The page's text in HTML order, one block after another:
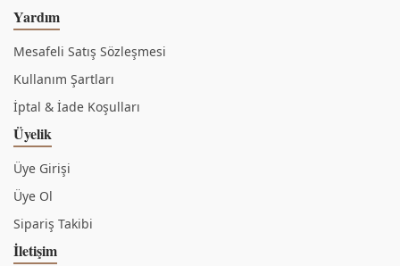
Yardım
Mesafeli Satış Sözleşmesi
Kullanım Şartları
İptal & İade Koşulları
Üyelik
Üye Girişi
Üye Ol
Sipariş Takibi
İletişim